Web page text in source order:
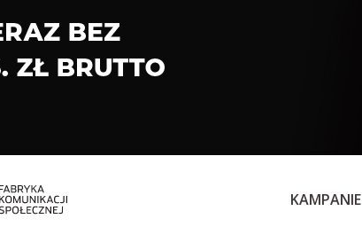
KAMPANIE